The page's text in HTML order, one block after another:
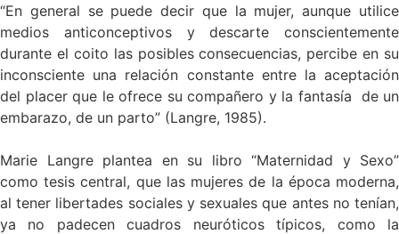
“En general se puede decir que la mujer, aunque utilice
medios anticonceptivos y descarte conscientemente
durante el coito las posibles consecuencias, percibe en su
inconsciente una relación constante entre la aceptación
del placer que le ofrece su compañero y la fantasía de un
embarazo, de un parto” (Langre, 1985).
Marie Langre plantea en su libro “Maternidad y Sexo”
como tesis central, que las mujeres de la época moderna,
al tener libertades sociales y sexuales que antes no tenían,
ya no padecen cuadros neuróticos típicos, como la